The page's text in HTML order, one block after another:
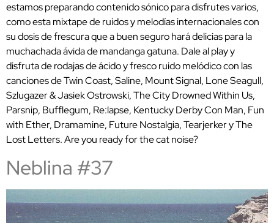
estamos preparando contenido sónico para disfrutes varios,
como esta mixtape de ruidos y melodías internacionales con
su dosis de frescura que a buen seguro hará delicias para la
muchachada ávida de mandanga gatuna. Dale al play y
disfruta de rodajas de ácido y fresco ruido melódico con las
canciones de Twin Coast, Saline, Mount Signal, Lone Seagull,
Szlugazer & Jasiek Ostrowski, The City Drowned Within Us,
Parsnip, Bufflegum, Re:lapse, Kentucky Derby Con Man, Fun
with Ether, Dramamine, Future Nostalgia, Tearjerker y The
Lost Letters. Are you ready for the cat noise?
Neblina #37